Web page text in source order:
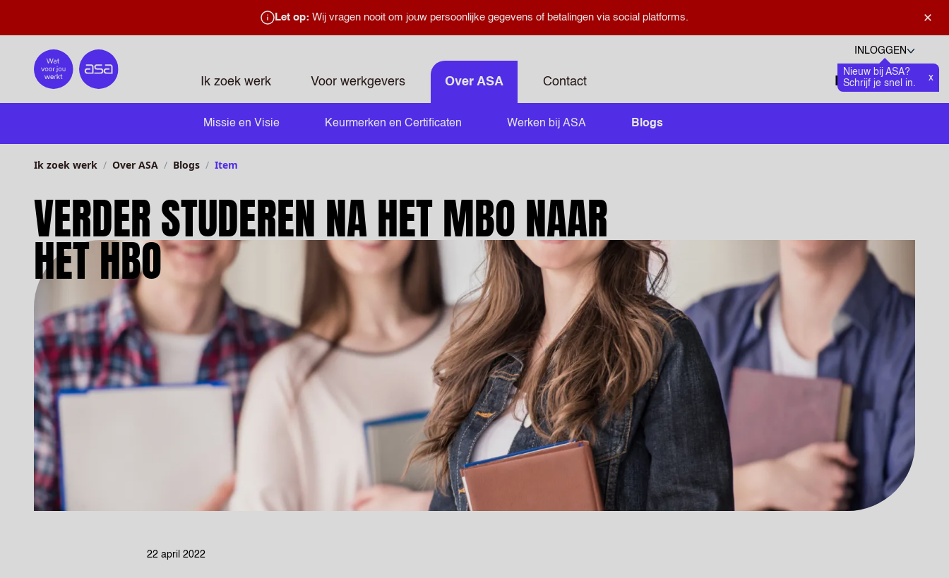
×
Let op: Wij vragen nooit om jouw persoonlijke gegevens of betalingen via social platforms.
Home
INLOGGEN
Nieuw bij ASA?
Schrijf je snel in.
x
Ik zoek werk Voor werkgevers Over ASA Contact
Talen
Zoeken openen
0
Missie en Visie Keurmerken en Certificaten Werken bij ASA Blogs
Ik zoek werk Over ASA Blogs Item
VERDER STUDEREN NA HET MBO NAAR
HET HBO
22 april 2022